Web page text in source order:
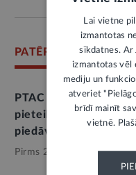
PATĒRĒTĀJU TIESĪBU
PTAC brīdina par
pieteikto
piedāvātos ceļojumus
Pirms 2 dienām,
Lai vietne
izmantotas
sīkdatnes. Ar
izmantotas vēl
mediju un
atveriet
brīdī mainīt
vietnē.